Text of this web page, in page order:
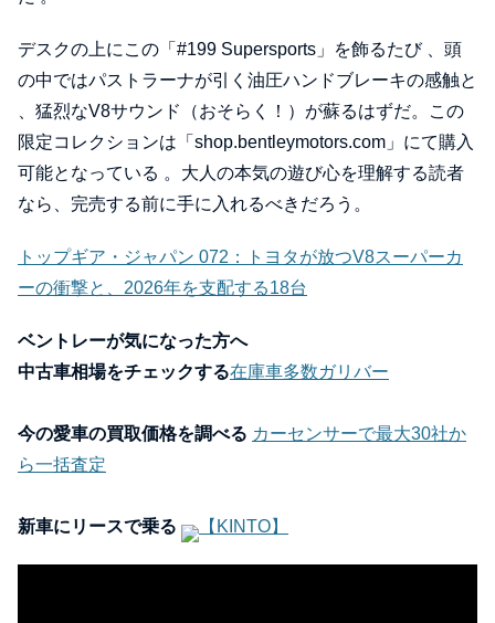
デスクの上にこの「#199 Supersports」を飾るたび 、頭
の中ではパストラーナが引く油圧ハンドブレーキの感触と
、猛烈なV8サウンド（おそらく！）が蘇るはずだ。この
限定コレクションは「shop.bentleymotors.com」にて購入
可能となっている 。大人の本気の遊び心を理解する読者
なら、完売する前に手に入れるべきだろう。
トップギア・ジャパン 072：トヨタが放つV8スーパーカ
ーの衝撃と、2026年を支配する18台
ベントレーが気になった方へ
中古車相場をチェックする在庫車多数ガリバー
今の愛車の買取価格を調べる カーセンサーで最大30社か
ら一括査定
新車にリースで乗る 【KINTO】